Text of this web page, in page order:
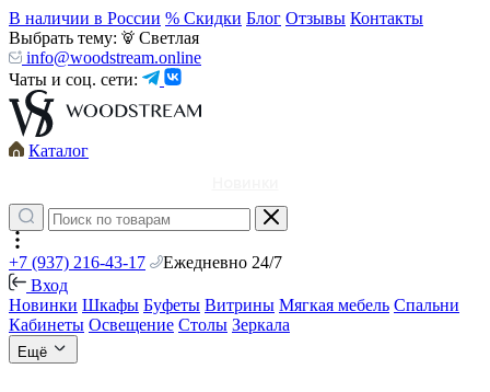
В наличии в России % Скидки Блог Отзывы Контакты
Выбрать тему:
Светлая
info@woodstream.online
Чаты и соц. сети:
Каталог
+7 (937) 216-43-17
Ежедневно 24/7
Вход
Новинки Шкафы Буфеты Витрины Мягкая мебель Спальни
Кабинеты Освещение Столы Зеркала
Ещё